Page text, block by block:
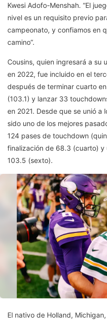
Kwesi Adofo-Menshah. “El
nivel es un requisito previo
campeonato, y confiamos en
camino”.
Cousins, quien ingresará a su
en 2022, fue incluido en el
después de terminar cuarto
(103.1) y lanzar 33
en 2021. Desde que se unió a
sido uno de los mejores
124 pases de touchdown
finalización de 68.3 (cuarto)
103.5 (sexto).
El nativo de Holland,